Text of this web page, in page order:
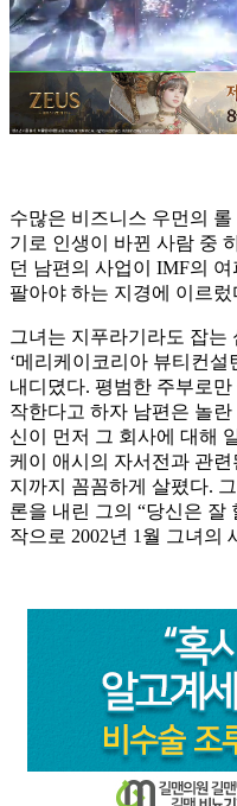
수많은 비즈니스 우먼의
기로 인생이 바뀐 사람 중
던 남편의 사업이 IMF의
팔아야 하는 지경에 이르렀
그녀는 지푸라기라도 잡는
‘메리케이코리아 뷰티컨
내디뎠다. 평범한 주부로
작한다고 하자 남편은 놀
신이 먼저 그 회사에 대해
케이 애시의 자서전과 관련
지까지 꼼꼼하게 살폈다.
론을 내린 그의 “당신은 잘
작으로 2002년 1월 그녀의